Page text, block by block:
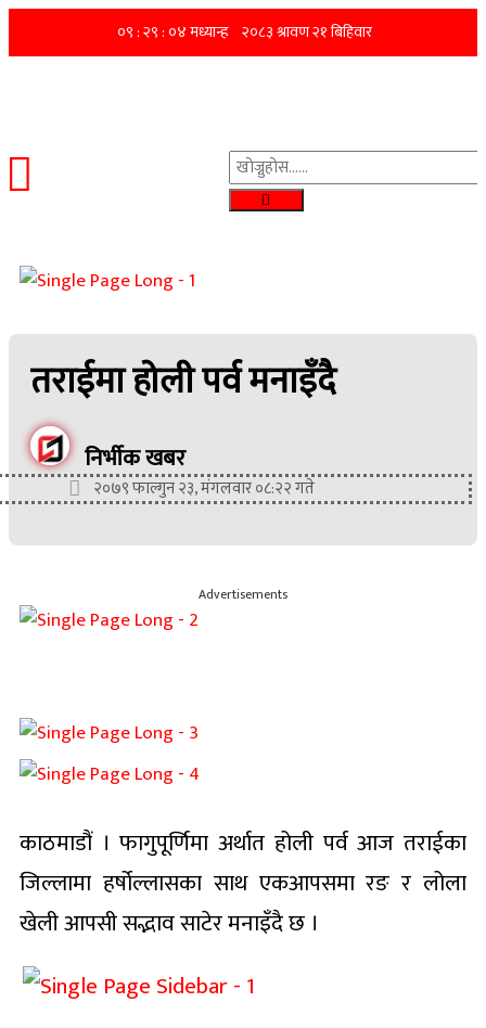
तराईमा होली पर्व मनाइँदै
निर्भीक खबर
२०७९ फाल्गुन २३, मंगलवार ०८:२२ गते
Advertisements
काठमाडौं । फागुपूर्णिमा अर्थात होली पर्व आज तराईका
जिल्लामा हर्षोल्लासका साथ एकआपसमा रङ र लोला
खेली आपसी सद्भाव साटेर मनाइँदै छ ।